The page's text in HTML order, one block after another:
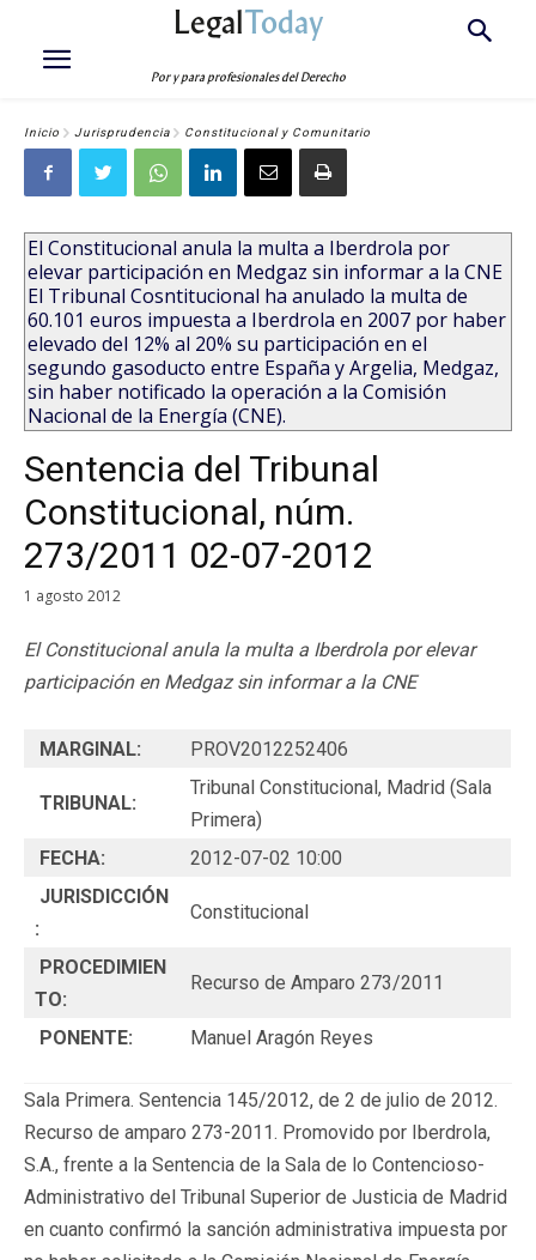
LegalToday
Por y para profesionales del Derecho
Inicio Jurisprudencia Constitucional y Comunitario
El Constitucional anula la multa a Iberdrola por
elevar participación en Medgaz sin informar a la CNE
El Tribunal Cosntitucional ha anulado la multa de
60.101 euros impuesta a Iberdrola en 2007 por haber
elevado del 12% al 20% su participación en el
segundo gasoducto entre España y Argelia, Medgaz,
sin haber notificado la operación a la Comisión
Nacional de la Energía (CNE).
Sentencia del Tribunal
Constitucional, núm.
273/2011 02-07-2012
1 agosto 2012
El Constitucional anula la multa a Iberdrola por elevar
participación en Medgaz sin informar a la CNE
MARGINAL: PROV2012252406
TRIBUNAL:
Tribunal Constitucional, Madrid (Sala
Primera)
FECHA:
2012-07-02 10:00
JURISDICCIÓN
:
Constitucional
PROCEDIMIEN
TO:
Recurso de Amparo 273/2011
PONENTE: Manuel Aragón Reyes
Sala Primera. Sentencia 145/2012, de 2 de julio de 2012.
Recurso de amparo 273-2011. Promovido por Iberdrola,
S.A., frente a la Sentencia de la Sala de lo Contencioso-
Administrativo del Tribunal Superior de Justicia de Madrid
en cuanto confirmó la sanción administrativa impuesta por